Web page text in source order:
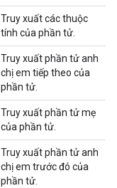
Truy xuất các thuộc
tính của phần tử.
Truy xuất phần tử anh
chị em tiếp theo của
phần tử.
Truy xuất phần tử mẹ
của phần tử.
Truy xuất phần tử anh
chị em trước đó của
phần tử.